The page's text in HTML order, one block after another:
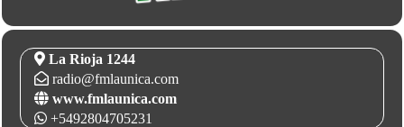
La Rioja 1244
radio@fmlaunica.com
www.fmlaunica.com
+5492804705231